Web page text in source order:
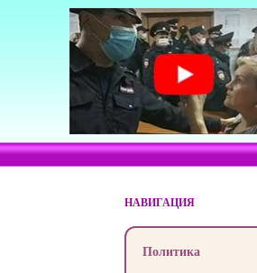
НАВИГАЦИЯ
Политика